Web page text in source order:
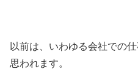
以前は、いわゆる会社での
思われます。